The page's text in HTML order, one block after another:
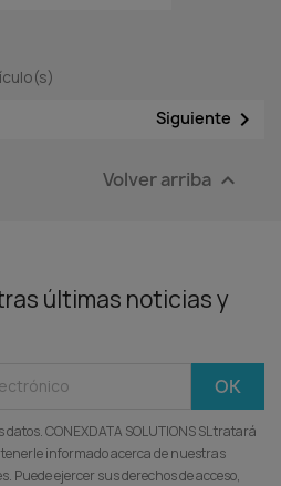
Siguiente 
Volver arriba 
últimas noticias y
CONEXDATA SOLUTIONS SL tratará
informado acerca de nuestras
Puede ejercer sus derechos de acceso,